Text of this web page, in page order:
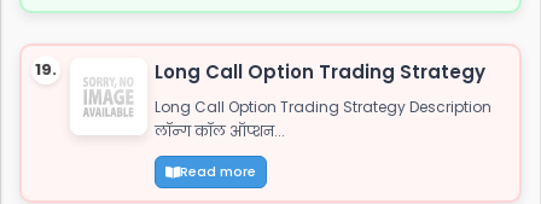
19. Long Call Option Trading Strategy
Long Call Option Trading Strategy Description
लॉन्ग कॉल ऑप्शन...
Read more